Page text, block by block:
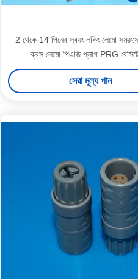
2 থেকে 14 পিনের স্বয়ং লকিং লেমো
ক্রস লেমো পিএজি প্লাগ PRG
সেরা মূল্য পান